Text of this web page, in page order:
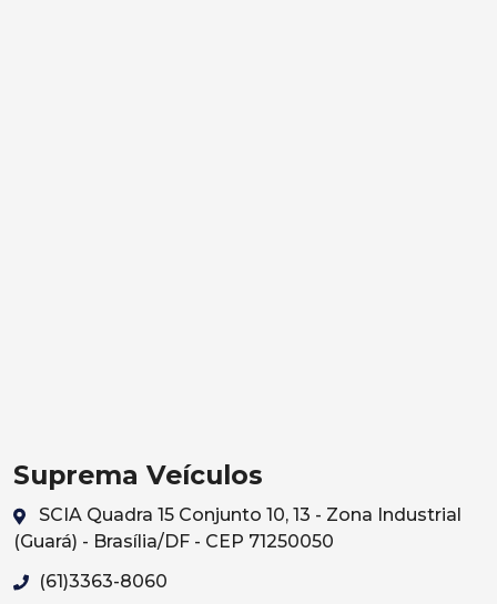
Suprema Veículos
SCIA Quadra 15 Conjunto 10, 13 - Zona Industrial
(Guará) - Brasília/DF - CEP 71250050
(61)3363-8060